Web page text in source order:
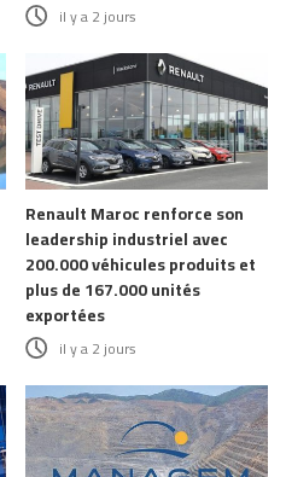
il y a 2 jours
Renault Maroc renforce son
leadership industriel avec
200.000 véhicules produits et
plus de 167.000 unités
exportées
il y a 2 jours